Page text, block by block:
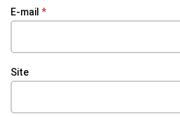
E-mail *
Site